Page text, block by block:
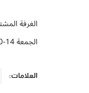
الغرفة
الجمعة 14-10-2022م
العلامات: